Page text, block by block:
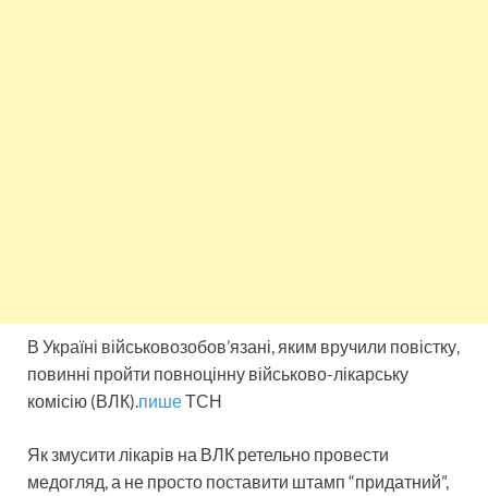
В Україні військовозобов’язані, яким вручили повістку,
повинні пройти повноцінну військово-лікарську
комісію (ВЛК).пишеТСН
Як змусити лікарів на ВЛК ретельно провести
медогляд, а не просто поставити штамп “придатний”,